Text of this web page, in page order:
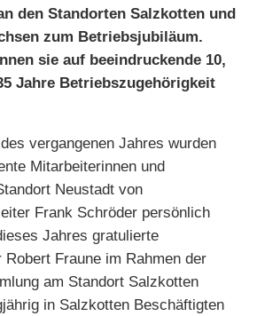
den Standorten Salzkotten und
zum Betriebsjubiläum.
sie auf beeindruckende 10,
Jahre Betriebszugehörigkeit
vergangenen Jahres wurden
Mitarbeiterinnen und
Neustadt von
Frank Schröder persönlich
Jahres gratulierte
Fraune im Rahmen der
am Standort Salzkotten
in Salzkotten Beschäftigten